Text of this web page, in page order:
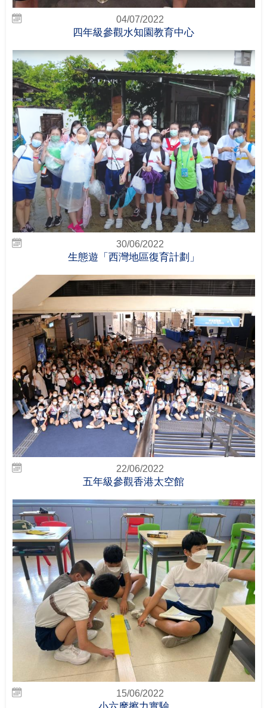
04/07/2022
四年級參觀水知園教育中心
30/06/2022
生態遊「西灣地區復育計劃」
22/06/2022
五年級參觀香港太空館
15/06/2022